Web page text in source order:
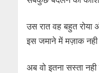
उस रात वह बहुत रोया
इस जमाने में मज़ाक नही
अब वो इतना सस्ता